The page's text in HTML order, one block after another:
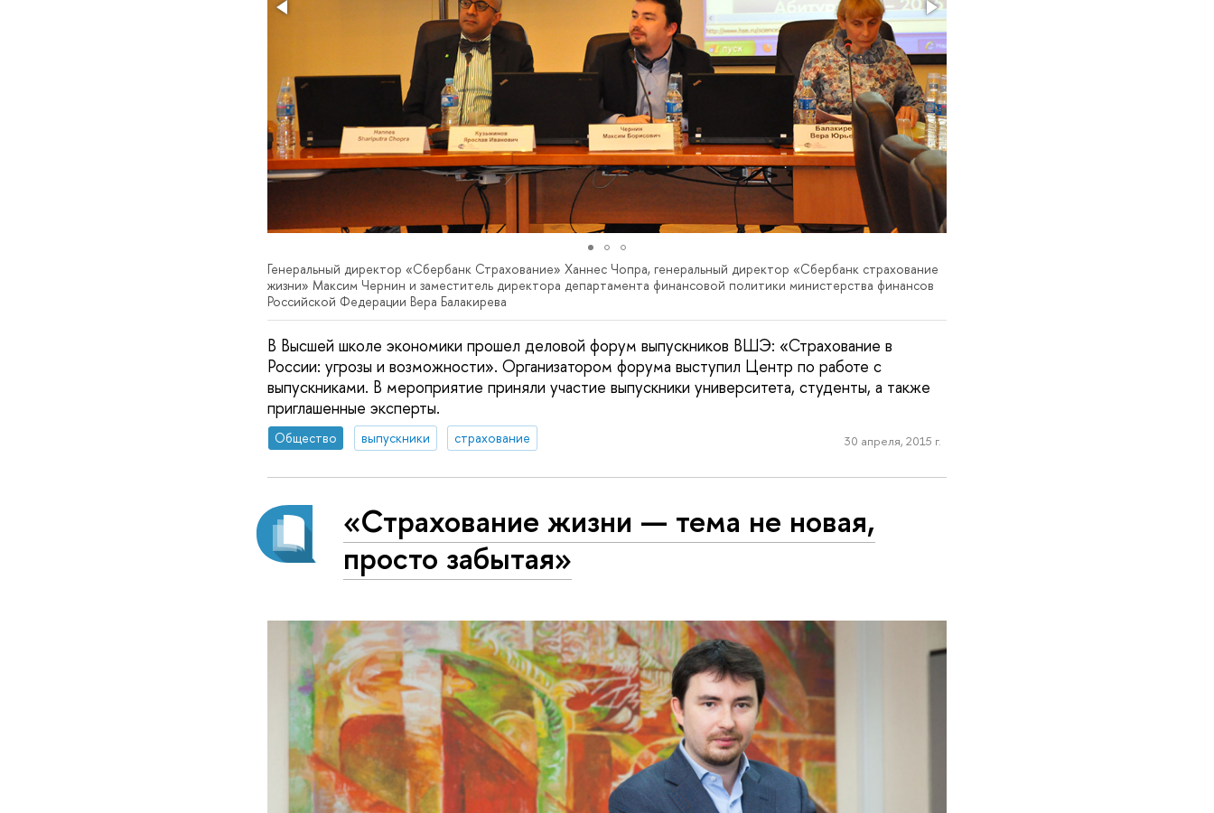
Генеральный директор «Сбербанк Страхование» Ханнес Чопра, генеральный директор «Сбербанк страхование
жизни» Максим Чернин и заместитель директора департамента финансовой политики министерства финансов
Российской Федерации Вера Балакирева
В Высшей школе экономики прошел деловой форум выпускников ВШЭ: «Страхование в
России: угрозы и возможности». Организатором форума выступил Центр по работе с
выпускниками. В мероприятие приняли участие выпускники университета, студенты, а также
приглашенные эксперты.
Общество выпускники страхование 30 апреля, 2015 г.
«Страхование жизни — тема не новая,
просто забытая»